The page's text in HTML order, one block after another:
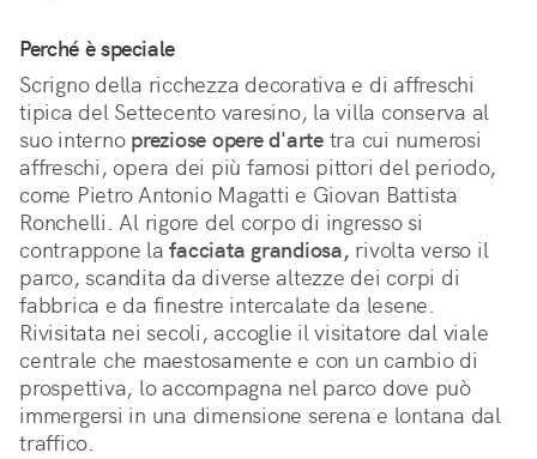
Perché è speciale
Scrigno della ricchezza decorativa e di affreschi
tipica del Settecento varesino, la villa conserva al
suo interno preziose opere d'arte tra cui numerosi
affreschi, opera dei più famosi pittori del periodo,
come Pietro Antonio Magatti e Giovan Battista
Ronchelli. Al rigore del corpo di ingresso si
contrappone la facciata grandiosa, rivolta verso il
parco, scandita da diverse altezze dei corpi di
fabbrica e da finestre intercalate da lesene.
Rivisitata nei secoli, accoglie il visitatore dal viale
centrale che maestosamente e con un cambio di
prospettiva, lo accompagna nel parco dove può
immergersi in una dimensione serena e lontana dal
traffico.